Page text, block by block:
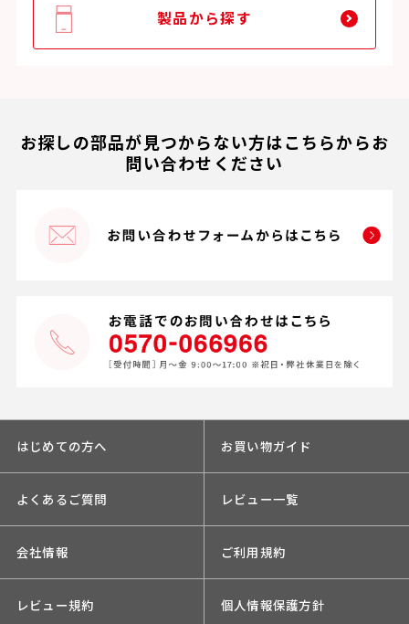
製品から探す
お探しの部品が見つからない方はこちらからお
問い合わせください
はじめての方へ お買い物ガイド
よくあるご質問 レビュー一覧
会社情報 ご利用規約
レビュー規約 個人情報保護方針